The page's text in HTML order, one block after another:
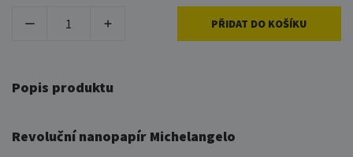
PŘIDAT DO KOŠÍKU
Popis produktu
Revoluční nanopapír Michelangelo